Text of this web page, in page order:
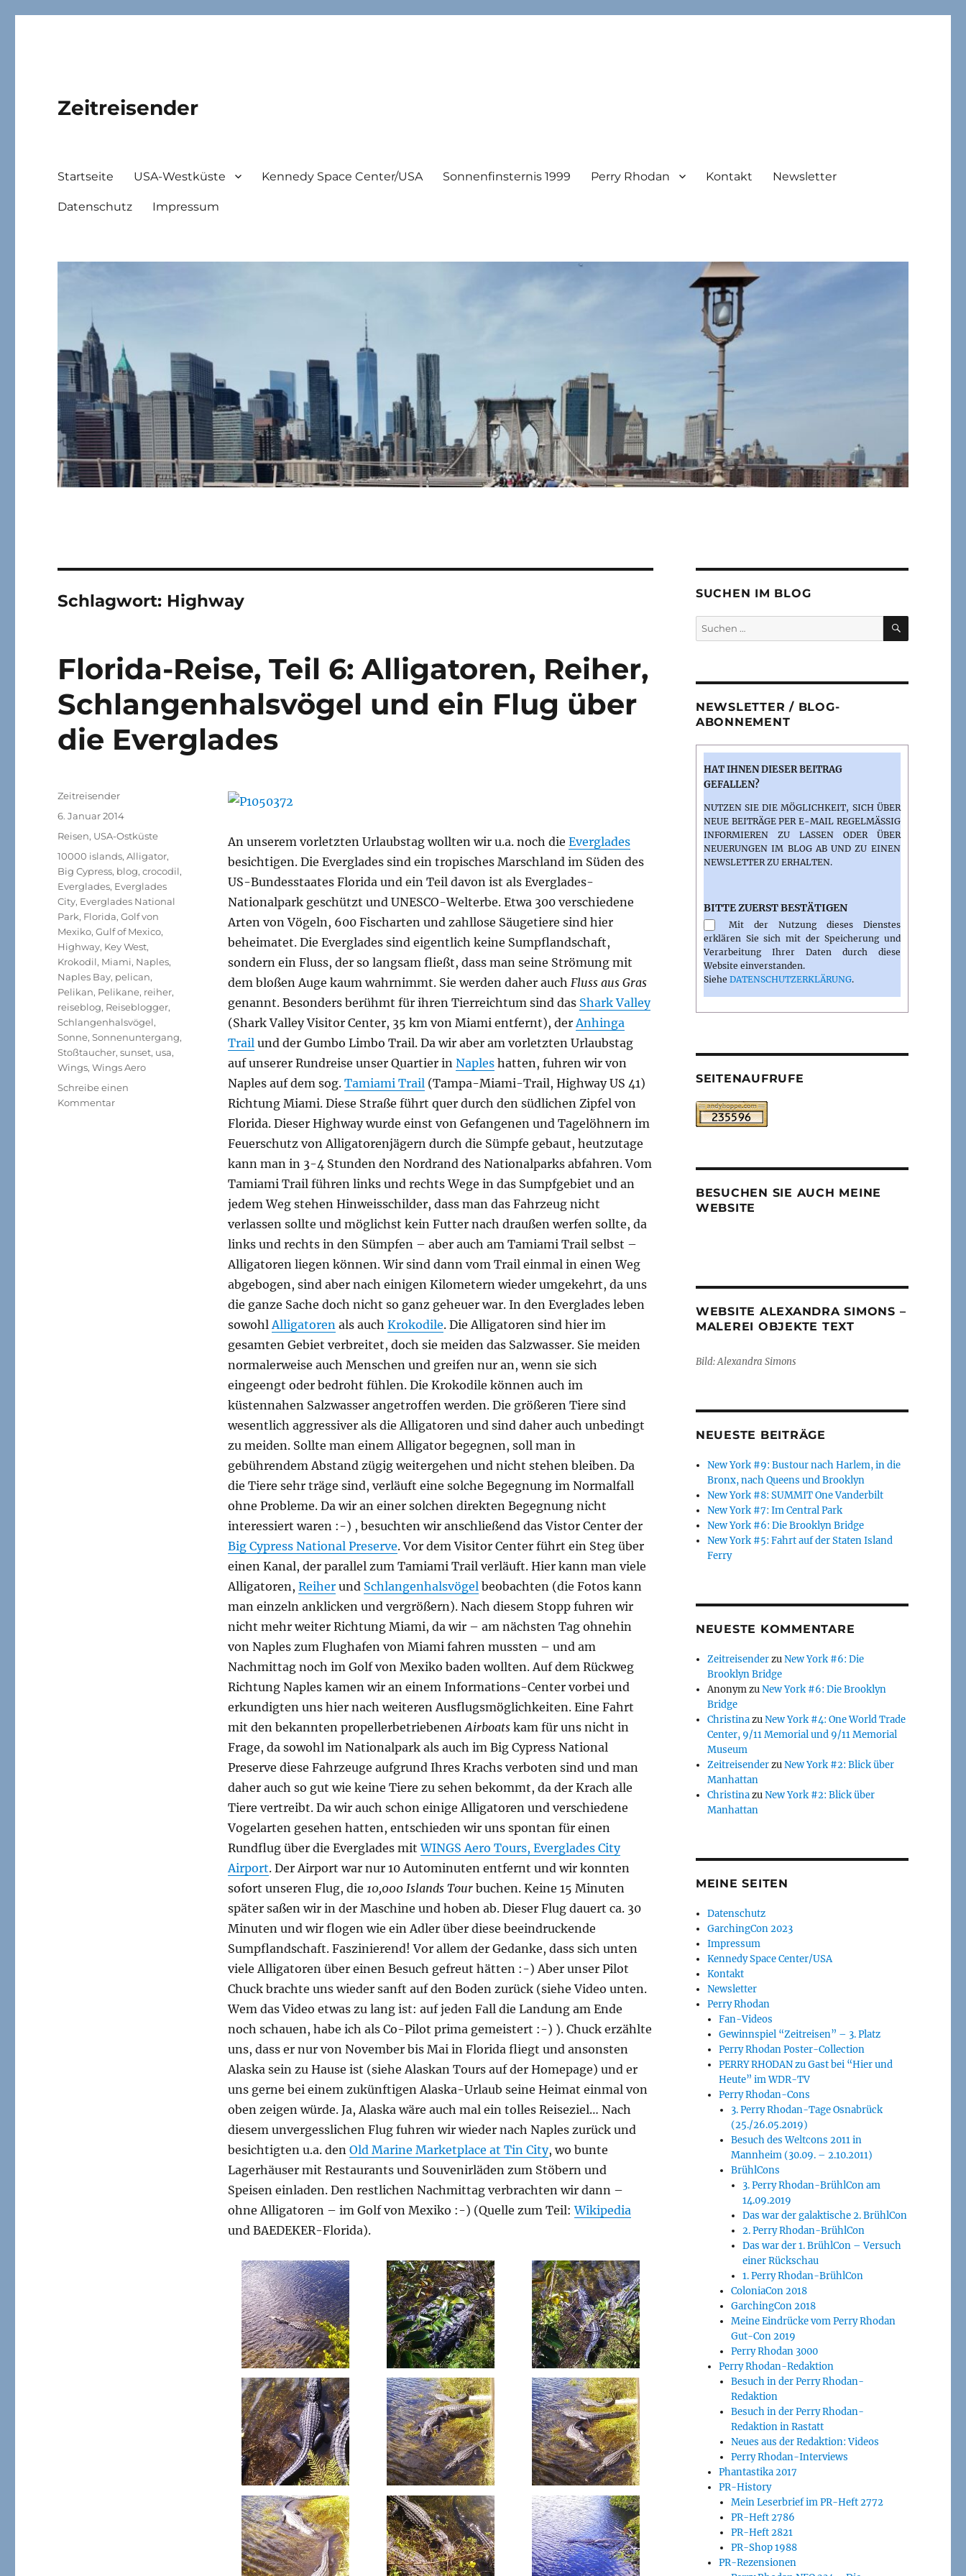
Zeitreisender
Startseite USA-Westküste Kennedy Space Center/USA Sonnenfinsternis 1999 Perry Rhodan Kontakt Newsletter
Datenschutz Impressum
Schlagwort: Highway
Florida-Reise, Teil 6: Alligatoren, Reiher,
Schlangenhalsvögel und ein Flug über
die Everglades
An unserem vorletzten Urlaubstag wollten wir u.a. noch die Everglades
besichtigen. Die Everglades sind ein tropisches Marschland im Süden des
US-Bundesstaates Florida und ein Teil davon ist als Everglades-
Nationalpark geschützt und UNESCO-Welterbe. Etwa 300 verschiedene
Arten von Vögeln, 600 Fischarten und zahllose Säugetiere sind hier
beheimatet. Die Everglades sind eigentlich keine Sumpflandschaft,
sondern ein Fluss, der so langsam fließt, dass man seine Strömung mit
dem bloßen Auge kaum wahrnimmt. Sie werden daher auch Fluss aus Gras
genannt. Besonders berühmt für ihren Tierreichtum sind das Shark Valley
(Shark Valley Visitor Center, 35 km von Miami entfernt), der Anhinga
Trail und der Gumbo Limbo Trail. Da wir aber am vorletzten Urlaubstag
auf unserer Rundreise unser Quartier in Napleshatten, fuhren wir von
Naples auf dem sog. Tamiami Trail (Tampa-Miami-Trail, Highway US 41)
Richtung Miami. Diese Straße führt quer durch den südlichen Zipfel von
Florida. Dieser Highway wurde einst von Gefangenen und Tagelöhnern im
Feuerschutz von Alligatorenjägern durch die Sümpfe gebaut, heutzutage
kann man in 3-4 Stunden den Nordrand des Nationalparks abfahren. Vom
Tamiami Trail führen links und rechts Wege in das Sumpfgebiet und an
jedem Weg stehen Hinweisschilder, dass man das Fahrzeug nicht
verlassen sollte und möglichst kein Futter nach draußen werfen sollte, da
links und rechts in den Sümpfen – aber auch am Tamiami Trail selbst –
Alligatoren liegen können. Wir sind dann vom Trail einmal in einen Weg
abgebogen, sind aber nach einigen Kilometern wieder umgekehrt, da uns
die ganze Sache doch nicht so ganz geheuer war. In den Everglades leben
sowohl Alligatoren als auch Krokodile. Die Alligatoren sind hier im
gesamten Gebiet verbreitet, doch sie meiden das Salzwasser. Sie meiden
normalerweise auch Menschen und greifen nur an, wenn sie sich
eingeengt oder bedroht fühlen. Die Krokodile können auch im
küstennahen Salzwasser angetroffen werden. Die größeren Tiere sind
wesentlich aggressiver als die Alligatoren und sind daher auch unbedingt
zu meiden. Sollte man einem Alligator begegnen, soll man in
gebührendem Abstand zügig weitergehen und nicht stehen bleiben. Da
die Tiere sehr träge sind, verläuft eine solche Begegnung im Normalfall
ohne Probleme. Da wir an einer solchen direkten Begegnung nicht
interessiert waren :-) , besuchten wir anschließend das Vistor Center der
Big Cypress National Preserve. Vor dem Visitor Center führt ein Steg über
einen Kanal, der parallel zum Tamiami Trail verläuft. Hier kann man viele
Alligatoren, Reiherund Schlangenhalsvögel beobachten (die Fotos kann
man einzeln anklicken und vergrößern). Nach diesem Stopp fuhren wir
nicht mehr weiter Richtung Miami, da wir – am nächsten Tag ohnehin
von Naples zum Flughafen von Miami fahren mussten – und am
Nachmittag noch im Golf von Mexiko baden wollten. Auf dem Rückweg
Richtung Naples kamen wir an einem Informations-Center vorbei und
erkundigten uns hier nach weiteren Ausflugsmöglichkeiten. Eine Fahrt
mit den bekannten propellerbetriebenen Airboatskam für uns nicht in
Frage, da sowohl im Nationalpark als auch im Big Cypress National
Preserve diese Fahrzeuge aufgrund Ihres Krachs verboten sind und man
daher auch so gut wie keine Tiere zu sehen bekommt, da der Krach alle
Tiere vertreibt. Da wir auch schon einige Alligatoren und verschiedene
Vogelarten gesehen hatten, entschieden wir uns spontan für einen
Rundflug über die Everglades mitWINGS Aero Tours, Everglades City
Airport. Der Airport war nur 10 Autominuten entfernt und wir konnten
sofort unseren Flug, die 10,000 Islands Tourbuchen. Keine 15 Minuten
später saßen wir in der Maschine und hoben ab. Dieser Flug dauert ca. 30
Minuten und wir flogen wie ein Adler über diese beeindruckende
Sumpflandschaft. Faszinierend! Vor allem der Gedanke, dass sich unten
viele Alligatoren über einen Besuch gefreut hätten :-) Aber unser Pilot
Chuck brachte uns wieder sanft auf den Boden zurück (siehe Video unten.
Wem das Video etwas zu lang ist: auf jeden Fall die Landung am Ende
noch schauen, habe ich als Co-Pilot prima gemeistert :-) ). Chuck erzählte
uns, dass er nur von November bis Mai in Florida fliegt und ansonsten
Alaska sein zu Hause ist (siehe Alaskan Tours auf der Homepage) und er
uns gerne bei einem zukünftigen Alaska-Urlaub seine Heimat einmal von
oben zeigen würde. Ja, Alaska wäre auch mal ein tolles Reiseziel… Nach
diesem unvergesslichen Flug fuhren wir wieder nach Naples zurück und
besichtigten u.a. den Old Marine Marketplace at Tin City, wo bunte
Lagerhäuser mit Restaurants und Souvenirläden zum Stöbern und
Speisen einladen. Den restlichen Nachmittag verbrachten wir dann –
ohne Alligatoren – im Golf von Mexiko :-) (Quelle zum Teil:Wikipedia
und BAEDEKER-Florida).
Autor
Zeitreisender
Veröffentlicht
am
6. Januar 2014
Kategorien
Reisen, USA-Ostküste
Schlagwörter
10000 islands,Alligator,
Big Cypress, blog,crocodil,
Everglades, Everglades
City, Everglades National
Park, Florida,Golf von
Mexiko,Gulf of Mexico,
Highway, Key West,
Krokodil, Miami, Naples,
Naples Bay, pelican,
Pelikan, Pelikane, reiher,
reiseblog, Reiseblogger,
Schlangenhalsvögel,
Sonne,Sonnenuntergang,
Stoßtaucher,sunset, usa,
Wings,Wings Aero
Schreibe einen
Kommentarzu
SUCHEN IM BLOG
Suchen
nach:
SUCHEN
NEWSLETTER / BLOG-
ABONNEMENT
HAT IHNEN DIESER BEITRAG
GEFALLEN?
NUTZEN SIE DIE MÖGLICHKEIT, SICH ÜBER
NEUE BEITRÄGE PER E-MAIL REGELMÄSSIG I
NFORMIEREN ZU LASSEN ODER ÜBER N
EUERUNGEN IM BLOG AB UND ZU EINEN N
EWSLETTER ZU ERHALTEN.
BITTE ZUERST BESTÄTIGEN
Mit der Nutzung dieses Dienstes
erklären Sie sich mit der Speicherung und
Verarbeitung Ihrer Daten durch diese
Website einverstanden.
Siehe DATENSCHUTZERKLÄRUNG.
SEITENAUFRUFE
BESUCHEN SIE AUCH MEINE
WEBSITE
WEBSITE ALEXANDRA SIMONS –
MALEREI OBJEKTE TEXT
Bild: Alexandra Simons
NEUESTE BEITRÄGE
New York #9: Bustour nach Harlem, in die
Bronx, nach Queens und Brooklyn
New York #8: SUMMIT One Vanderbilt
New York #7: Im Central Park
New York #6: Die Brooklyn Bridge
New York #5: Fahrt auf der Staten Island
Ferry
NEUESTE KOMMENTARE
ZeitreisenderzuNew York #6: Die
Brooklyn Bridge
AnonymzuNew York #6: Die Brooklyn
Bridge
ChristinazuNew York #4: One World Trade
Center, 9/11 Memorial und 9/11 Memorial
Museum
ZeitreisenderzuNew York #2: Blick über
Manhattan
ChristinazuNew York #2: Blick über
Manhattan
MEINE SEITEN
Datenschutz
GarchingCon 2023
Impressum
Kennedy Space Center/USA
Kontakt
Newsletter
Perry Rhodan
Fan-Videos
Gewinnspiel “Zeitreisen” – 3. Platz
Perry Rhodan Poster-Collection
PERRY RHODAN zu Gast bei “Hier und
Heute” im WDR-TV
Perry Rhodan-Cons
3. Perry Rhodan-Tage Osnabrück
(25./26.05.2019)
Besuch des Weltcons 2011 in
Mannheim (30.09. – 2.10.2011)
BrühlCons
3. Perry Rhodan-BrühlCon am
14.09.2019
Das war der galaktische 2. BrühlCon
2. Perry Rhodan-BrühlCon
Das war der 1. BrühlCon – Versuch
einer Rückschau
1. Perry Rhodan-BrühlCon
ColoniaCon 2018
GarchingCon 2018
Meine Eindrücke vom Perry Rhodan
Gut-Con 2019
Perry Rhodan 3000
Perry Rhodan-Redaktion
Besuch in der Perry Rhodan-
Redaktion
Besuch in der Perry Rhodan-
Redaktion in Rastatt
Neues aus der Redaktion: Videos
Perry Rhodan-Interviews
Phantastika 2017
PR-History
Mein Leserbrief im PR-Heft 2772
PR-Heft 2786
PR-Heft 2821
PR-Shop 1988
PR-Rezensionen